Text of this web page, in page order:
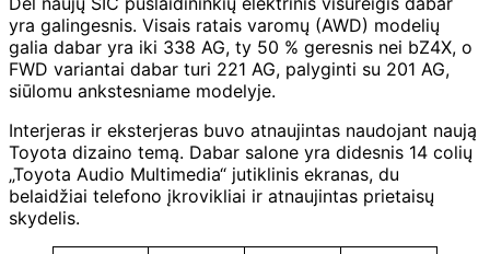
yra galingesnis. Visais ratais varomų (AWD) modelių
galia dabar yra iki 338 AG, ty 50 % geresnis nei bZ4X, o
FWD variantai dabar turi 221 AG, ​​palyginti su 201 AG, ​​
siūlomu ankstesniame modelyje.
Interjeras ir eksterjeras buvo atnaujintas naudojant naują
Toyota dizaino temą. Dabar salone yra didesnis 14 colių
„Toyota Audio Multimedia“ jutiklinis ekranas, du
belaidžiai telefono įkrovikliai ir atnaujintas prietaisų
skydelis.